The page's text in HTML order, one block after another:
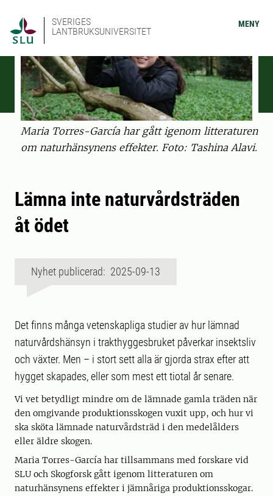
SVERIGES
LANTBRUKSUNIVERSITET
MENY
Maria Torres-García har gått igenom litteraturen
om naturhänsynens effekter. Foto: Tashina Alavi.
Lämna inte naturvårdsträden
åt ödet
Nyhet publicerad: 2025-09-13
Det finns många vetenskapliga studier av hur lämnad
naturvårdshänsyn i trakthyggesbruket påverkar insektsliv
och växter. Men – i stort sett alla är gjorda strax efter att
hygget skapades, eller som mest ett tiotal år senare.
Vi vet betydligt mindre om de lämnade gamla träden när
den omgivande produktionsskogen vuxit upp, och hur vi
ska sköta lämnade naturvårdsträd i den medelålders
eller äldre skogen.
Maria Torres-García har tillsammans med forskare vid
SLU och Skogforsk gått igenom litteraturen om
naturhänsynens effekter i jämnåriga produktionsskogar.